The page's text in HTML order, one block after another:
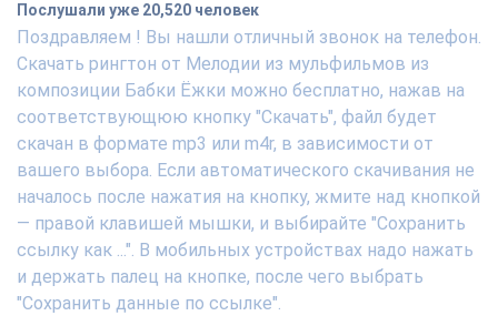
Послушали уже 20,520 человек
Поздравляем ! Вы нашли отличный звонок на телефон.
Скачать рингтон от Мелодии из мульфильмов из
композиции Бабки Ёжки можно бесплатно, нажав на
соответствующюю кнопку "Скачать", файл будет
скачан в формате mp3 или m4r, в зависимости от
вашего выбора. Если автоматического скачивания не
началось после нажатия на кнопку, жмите над кнопкой
— правой клавишей мышки, и выбирайте "Сохранить
ссылку как ...". В мобильных устройствах надо нажать
и держать палец на кнопке, после чего выбрать
"Сохранить данные по ссылке".